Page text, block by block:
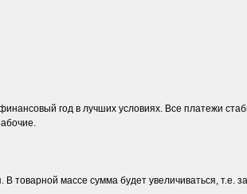
год в лучших условиях. Все платежи
В товарной массе сумма будет увеличиваться, т.е.